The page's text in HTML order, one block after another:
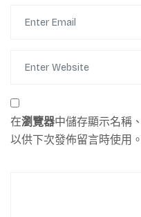
在瀏覽器中儲存顯示名稱
以供下次發佈留言時使用。